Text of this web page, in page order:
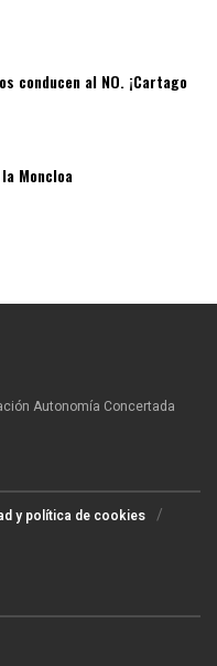
conducen al NO. ¡Cartago
Moncloa
Autonomía Concertada
y política de cookies